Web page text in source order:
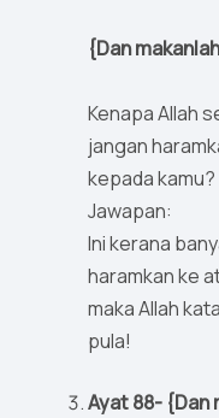
{Dan
Kenapa Allah
jangan
kepada kamu?
Jawapan:
Ini kerana
haramkan ke
maka Allah
pula!
Ayat 88- {Dan